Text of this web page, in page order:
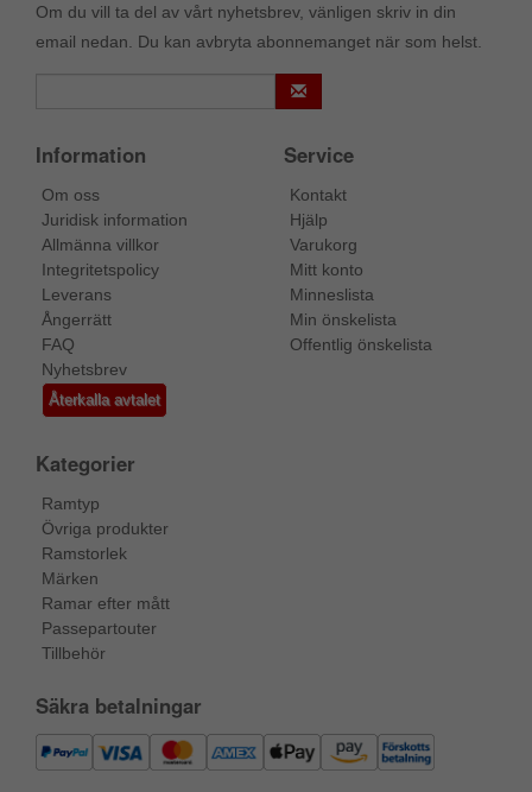
Om du vill ta del av vårt nyhetsbrev, vänligen skriv in din
email nedan. Du kan avbryta abonnemanget när som helst.
Information
Om oss
Juridisk information
Allmänna villkor
Integritetspolicy
Leverans
Ångerrätt
FAQ
Nyhetsbrev
Återkalla avtalet
Service
Kontakt
Hjälp
Varukorg
Mitt konto
Minneslista
Min önskelista
Offentlig önskelista
Kategorier
Ramtyp
Övriga produkter
Ramstorlek
Märken
Ramar efter mått
Passepartouter
Tillbehör
Säkra betalningar